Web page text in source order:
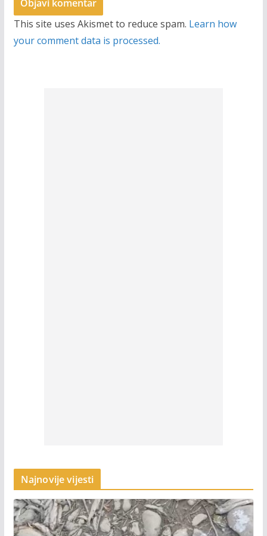
This site uses Akismet to reduce spam. Learn how
your comment data is processed.
Najnovije vijesti